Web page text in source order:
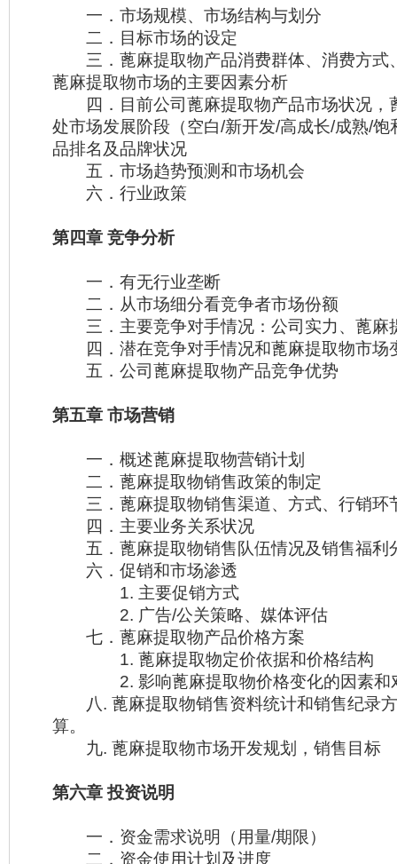
一．市场规模、市场结构与划分
二．目标市场的设定
三．蓖麻提取物产品消费群体、消费方式
蓖麻提取物市场的主要因素分析
四．目前公司蓖麻提取物产品市场状况，
处市场发展阶段（空白/新开发/高成长/成熟/饱
品排名及品牌状况
五．市场趋势预测和市场机会
六．行业政策
第四章 竞争分析
一．有无行业垄断
二．从市场细分看竞争者市场份额
三．主要竞争对手情况：公司实力、蓖麻
四．潜在竞争对手情况和蓖麻提取物市场
五．公司蓖麻提取物产品竞争优势
第五章 市场营销
一．概述蓖麻提取物营销计划
二．蓖麻提取物销售政策的制定
三．蓖麻提取物销售渠道、方式、行销环
四．主要业务关系状况
五．蓖麻提取物销售队伍情况及销售福利
六．促销和市场渗透
1. 主要促销方式
2. 广告/公关策略、媒体评估
七．蓖麻提取物产品价格方案
1. 蓖麻提取物定价依据和价格结构
2. 影响蓖麻提取物价格变化的因素和
八. 蓖麻提取物销售资料统计和销售纪录
算。
九. 蓖麻提取物市场开发规划，销售目标
第六章 投资说明
一．资金需求说明（用量/期限）
二．资金使用计划及进度